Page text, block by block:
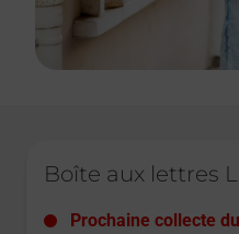
Boîte aux lettres
Prochaine collecte